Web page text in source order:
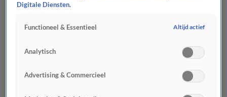
Digitale Diensten.
Functioneel & Essentieel Altijd actief
Analytisch
Advertising & Commercieel